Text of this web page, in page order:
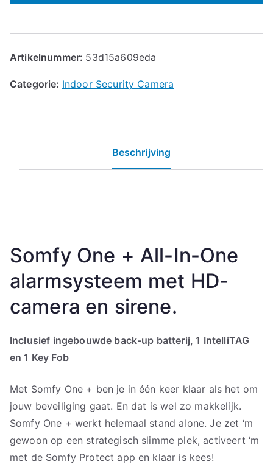
Artikelnummer: 53d15a609eda
Categorie: Indoor Security Camera
Beschrijving
Somfy One + All-In-One
alarmsysteem met HD-
camera en sirene.
Inclusief ingebouwde back-up batterij, 1 IntelliTAG
en 1 Key Fob
Met Somfy One + ben je in één keer klaar als het om
jouw beveiliging gaat. En dat is wel zo makkelijk.
Somfy One + werkt helemaal stand alone. Je zet ‘m
gewoon op een strategisch slimme plek, activeert ‘m
met de Somfy Protect app en klaar is kees!